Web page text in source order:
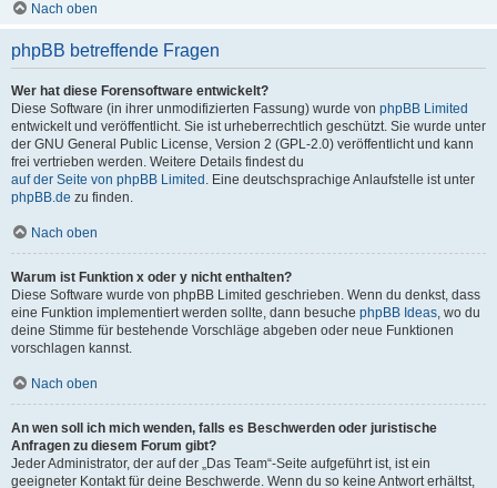
Nach oben
phpBB betreffende Fragen
Wer hat diese Forensoftware entwickelt?
Diese Software (in ihrer unmodifizierten Fassung) wurde von phpBB Limited
entwickelt und veröffentlicht. Sie ist urheberrechtlich geschützt. Sie wurde unter
der GNU General Public License, Version 2 (GPL-2.0) veröffentlicht und kann
frei vertrieben werden. Weitere Details findest du
auf der Seite von phpBB Limited . Eine deutschsprachige Anlaufstelle ist unter
phpBB.de zu finden.
Nach oben
Warum ist Funktion x oder y nicht enthalten?
Diese Software wurde von phpBB Limited geschrieben. Wenn du denkst, dass
eine Funktion implementiert werden sollte, dann besuche phpBB Ideas, wo du
deine Stimme für bestehende Vorschläge abgeben oder neue Funktionen
vorschlagen kannst.
Nach oben
An wen soll ich mich wenden, falls es Beschwerden oder juristische
Anfragen zu diesem Forum gibt?
Jeder Administrator, der auf der „Das Team“-Seite aufgeführt ist, ist ein
geeigneter Kontakt für deine Beschwerde. Wenn du so keine Antwort erhältst,